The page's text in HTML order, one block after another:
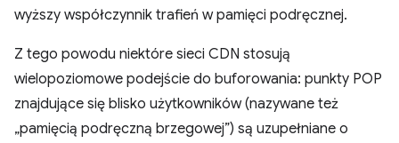
wyższy współczynnik trafień w pamięci podręcznej.
Z tego powodu niektóre sieci CDN stosują
wielopoziomowe podejście do buforowania: punkty POP
znajdujące się blisko użytkowników (nazywane też
„pamięcią podręczną brzegowej”) są uzupełniane o